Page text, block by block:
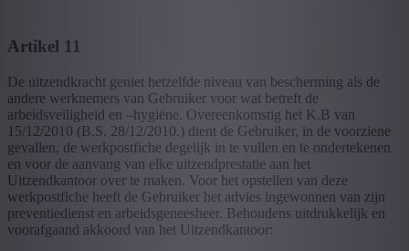
Artikel 11
De uitzendkracht geniet hetzelfde niveau van bescherming als de
andere werknemers van Gebruiker voor wat betreft de
arbeidsveiligheid en –hygiëne. Overeenkomstig het K.B van
15/12/2010 (B.S. 28/12/2010.) dient de Gebruiker, in de voorziene
gevallen, de werkpostfiche degelijk in te vullen en te ondertekenen
en voor de aanvang van elke uitzendprestatie aan het
Uitzendkantoor over te maken. Voor het opstellen van deze
werkpostfiche heeft de Gebruiker het advies ingewonnen van zijn
preventiedienst en arbeidsgeneesheer. Behoudens uitdrukkelijk en
voorafgaand akkoord van het Uitzendkantoor: